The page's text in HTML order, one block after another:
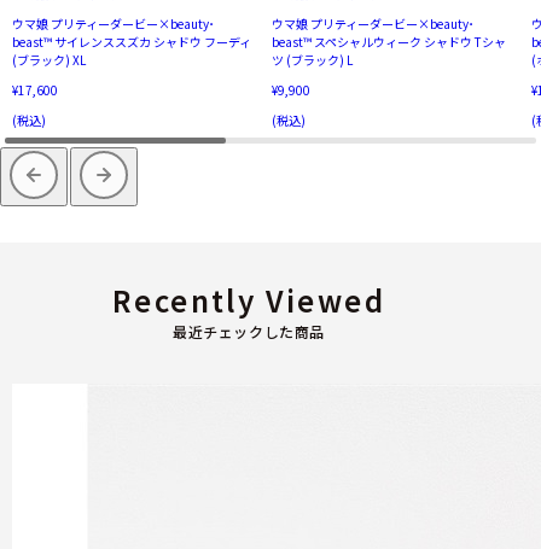
ウマ娘 プリティーダービー×beauty･
beast™︎ サイレンススズカ シャドウ フーディ
(ブラック) XL
¥17,600
(税込)
ウマ娘 プリティーダービー×beauty･
beast™︎ スペシャルウィーク シャドウ Tシャ
ツ (ブラック) L
¥9,900
(税込)
(
(
最近チェックした商品
Recently Viewed